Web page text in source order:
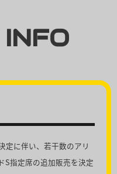
定に伴い、若干数のアリ
S指定席の追加販売を決定